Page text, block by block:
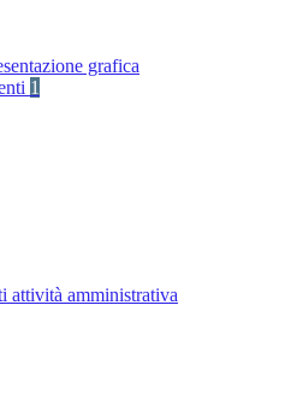
grafica
1
attività amministrativa